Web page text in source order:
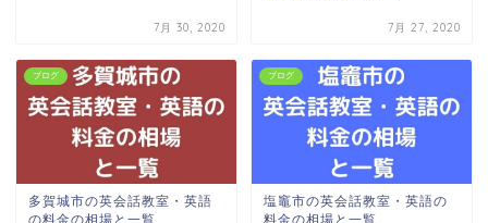
7月 30, 2020 7月 27, 2020
ブログ
多賀城市の英会話教室・英語
の料金の相場と一覧
ブログ
塩竈市の英会話教室・英語の
料金の相場と一覧